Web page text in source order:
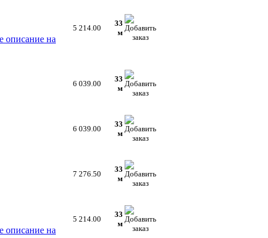
описание на
5 214.00
33
м
6 039.00
33
м
6 039.00
33
м
7 276.50
33
м
описание на
5 214.00
33
м